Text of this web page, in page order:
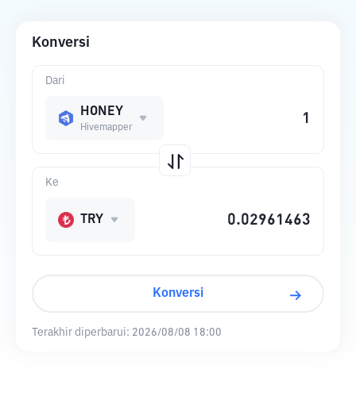
Konversi
Dari
HONEY
Hivemapper
Ke
TRY
Konversi
Terakhir diperbarui: 2026/08/08 18:00